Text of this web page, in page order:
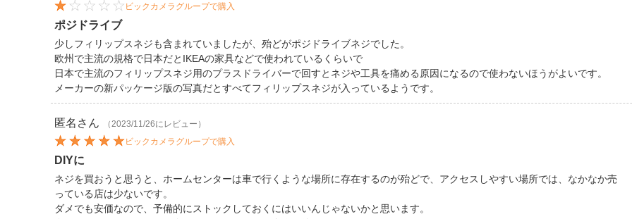
ビックカメラグループで購入
ポジドライブ
少しフィリップスネジも含まれていましたが、殆どがポジドライブネジでした。
欧州で主流の規格で日本だとIKEAの家具などで使われているくらいで
日本で主流のフィリップスネジ用のプラスドライバーで回すとネジや工具を痛める原因になるので使わないほうがよいです。
メーカーの新パッケージ版の写真だとすべてフィリップスネジが入っているようです。
匿名 さん
（2023/11/26にレビュー）
ビックカメラグループで購入
DIYに
ネジを買おうと思うと、ホームセンターは車で行くような場所に存在するのが殆どで、アクセスしやすい場所では、なかなか売
っている店は少ないです。
ダメでも安価なので、予備的にストックしておくにはいいんじゃないかと思います。